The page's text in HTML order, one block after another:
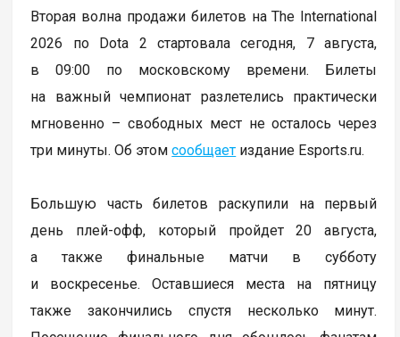
Вторая волна продажи билетов на The International
2026 по Dota 2 стартовала сегодня, 7 августа,
в 09:00 по московскому времени. Билеты
на важный чемпионат разлетелись практически
мгновенно – свободных мест не осталось через
три минуты. Об этомсообщает издание Esports.ru.
Большую часть билетов раскупили на первый
день плей-офф, который пройдет 20 августа,
а также финальные матчи в субботу
и воскресенье. Оставшиеся места на пятницу
также закончились спустя несколько минут.